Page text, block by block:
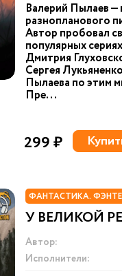
Валерий Пылаев —
разнопланового
Автор пробовал
популярных
Дмитрия
Сергея
Пылаева по этим
Пре...
299 ₽
ФАНТАСТИКА.
У ВЕЛИКОЙ
Автор:
Исполнители: